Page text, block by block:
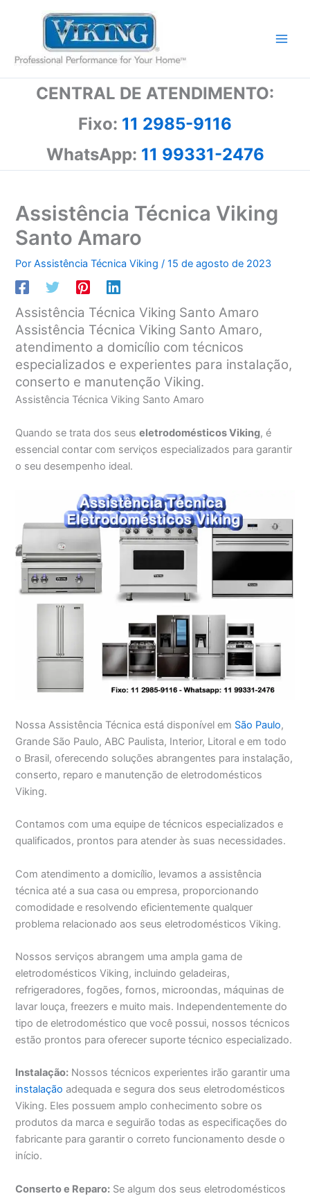
conteúdo
CENTRAL DE ATENDIMENTO:
Fixo: 11 2985-9116
WhatsApp: 11 99331-2476
Assistência Técnica Viking
Santo Amaro
PorAssistência Técnica Viking/15 de agosto de 2023
Assistência Técnica Viking Santo Amaro
Assistência Técnica Viking Santo Amaro,
atendimento a domicílio com técnicos
especializados e experientes para instalação,
conserto e manutenção Viking.
Assistência Técnica Viking Santo Amaro
Quando se trata dos seuseletrodomésticos Viking, é
essencial contar com serviços especializados para garantir
o seu desempenho ideal.
Nossa Assistência Técnica está disponível em São Paulo,
Grande São Paulo, ABC Paulista, Interior, Litoral e em todo
o Brasil, oferecendo soluções abrangentes para instalação,
conserto, reparo e manutenção de eletrodomésticos
Viking.
Contamos com uma equipe de técnicos especializados e
qualificados, prontos para atender às suas necessidades.
Com atendimento a domicílio, levamos a assistência
técnica até a sua casa ou empresa, proporcionando
comodidade e resolvendo eficientemente qualquer
problema relacionado aos seus eletrodomésticos Viking.
Nossos serviços abrangem uma ampla gama de
eletrodomésticos Viking, incluindo geladeiras,
refrigeradores, fogões, fornos, microondas, máquinas de
lavar louça, freezers e muito mais. Independentemente do
tipo de eletrodoméstico que você possui, nossos técnicos
estão prontos para oferecer suporte técnico especializado.
Instalação: Nossos técnicos experientes irão garantir uma
instalação adequada e segura dos seus eletrodomésticos
Viking. Eles possuem amplo conhecimento sobre os
produtos da marca e seguirão todas as especificações do
fabricante para garantir o correto funcionamento desde o
início.
Conserto e Reparo: Se algum dos seus eletrodomésticos